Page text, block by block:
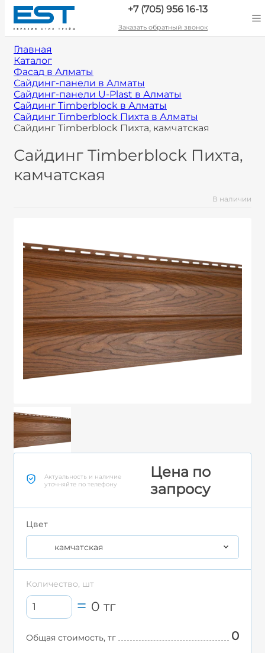
+7 (705) 956 16-13
Заказать обратный звонок
Главная
Каталог
Фасад в Алматы
Сайдинг-панели в Алматы
Сайдинг-панели U-Plast в Алматы
Сайдинг Timberblock в Алматы
Сайдинг Timberblock Пихта в Алматы
Сайдинг Timberblock Пихта, камчатская
Сайдинг Timberblock Пихта,
камчатская
В наличии
Актуальность и наличие
уточняйте по телефону
Цена по
запросу
Цвет
камчатская
Количество, шт
0тг
Общая стоимость, тг 0